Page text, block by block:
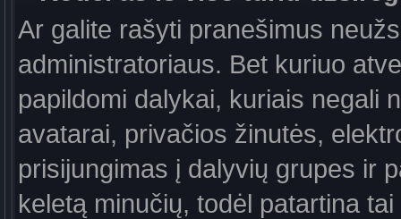
Ar galite rašyti pranešimus
administratoriaus. Bet kuriuo
papildomi dalykai, kuriais negali
avatarai, privačios žinutės,
prisijungimas į dalyvių grupes ir
keletą minučių, todėl patartina